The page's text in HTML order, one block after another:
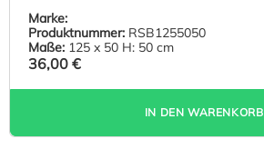
Marke:
Produktnummer: RSB1255050
Maße: 125 x 50 H: 50 cm
36,00 €
IN DEN WARENKORB